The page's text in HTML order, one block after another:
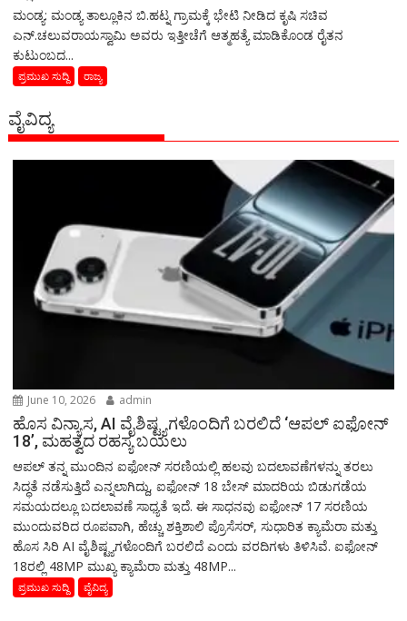
ಮಂಡ್ಯ: ಮಂಡ್ಯ ತಾಲ್ಲೂಕಿನ ಬಿ.ಹಟ್ನ ಗ್ರಾಮಕ್ಕೆ ಭೇಟಿ ನೀಡಿದ ಕೃಷಿ ಸಚಿವ
ಎನ್.ಚಲುವರಾಯಸ್ವಾಮಿ ಅವರು ಇತ್ತೀಚೆಗೆ ಆತ್ಮಹತ್ಯೆ ಮಾಡಿಕೊಂಡ ರೈತನ
ಕುಟುಂಬದ...
ಪ್ರಮುಖ ಸುದ್ದಿ ರಾಜ್ಯ
ವೈವಿದ್ಯ
June 10, 2026 admin
ಹೊಸ ವಿನ್ಯಾಸ, AI ವೈಶಿಷ್ಟ್ಯಗಳೊಂದಿಗೆ ಬರಲಿದೆ ‘ಆಪಲ್ ಐಫೋನ್
18’, ಮಹತ್ವದ ರಹಸ್ಯ ಬಯಲು
ಆಪಲ್ ತನ್ನ ಮುಂದಿನ ಐಫೋನ್ ಸರಣಿಯಲ್ಲಿ ಹಲವು ಬದಲಾವಣೆಗಳನ್ನು ತರಲು
ಸಿದ್ಧತೆ ನಡೆಸುತ್ತಿದೆ ಎನ್ನಲಾಗಿದ್ದು, ಐಫೋನ್ 18 ಬೇಸ್ ಮಾದರಿಯ ಬಿಡುಗಡೆಯ
ಸಮಯದಲ್ಲೂ ಬದಲಾವಣೆ ಸಾಧ್ಯತೆ ಇದೆ. ಈ ಸಾಧನವು ಐಫೋನ್ 17 ಸರಣಿಯ
ಮುಂದುವರಿದ ರೂಪವಾಗಿ, ಹೆಚ್ಚು ಶಕ್ತಿಶಾಲಿ ಪ್ರೊಸೆಸರ್, ಸುಧಾರಿತ ಕ್ಯಾಮೆರಾ ಮತ್ತು
ಹೊಸ ಸಿರಿ AI ವೈಶಿಷ್ಟ್ಯಗಳೊಂದಿಗೆ ಬರಲಿದೆ ಎಂದು ವರದಿಗಳು ತಿಳಿಸಿವೆ. ಐಫೋನ್
18ರಲ್ಲಿ 48MP ಮುಖ್ಯ ಕ್ಯಾಮೆರಾ ಮತ್ತು 48MP...
ಪ್ರಮುಖ ಸುದ್ದಿ ವೈವಿದ್ಯ